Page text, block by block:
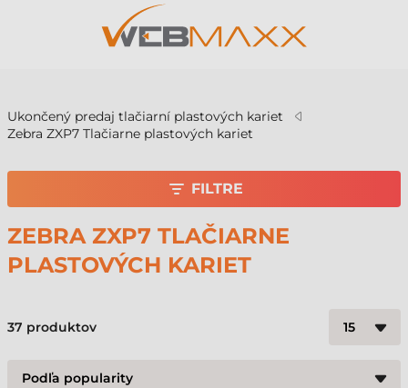
Ukončený predaj tlačiarní plastových kariet
Zebra ZXP7 Tlačiarne plastových kariet
ZEBRA ZXP7 TLAČIARNE
PLASTOVÝCH KARIET
37 produktov
FILTRE